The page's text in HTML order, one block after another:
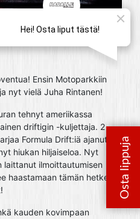
Ensin Motoparkkiin
nyt vielä Juha Rintanen!
tehnyt ameriikassa
driftigin -kuljettaja. 2
Formula Drift:iä ajanut
hiukan hiljaiseloa. Nyt
laittanut ilmoittautumisen
haastamaan tämän hetken
kauden kovimpaan